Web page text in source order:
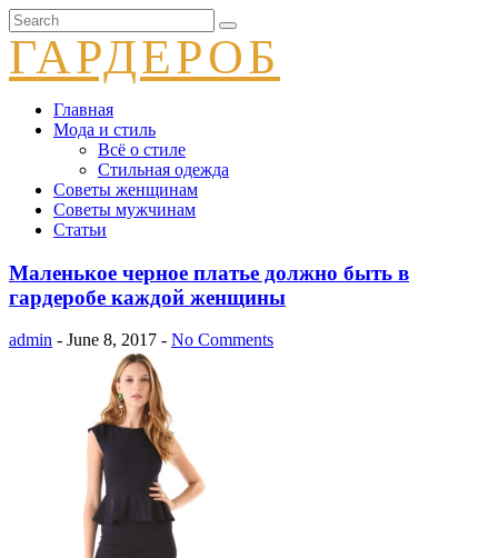
ГАРДЕРОБ
Главная
Мода и стиль
Всё о стиле
Стильная одежда
Советы женщинам
Советы мужчинам
Статьи
Маленькое черное платье должно быть в
гардеробе каждой женщины
admin - June 8, 2017 - No Comments